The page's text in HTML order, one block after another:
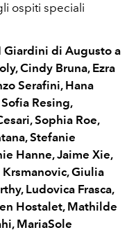
ospiti speciali
Giardini di Augusto a
Cindy Bruna, Ezra
Serafini, Hana
Resing,
Sophia Roe,
Stefanie
Hanne, Jaime Xie,
Giulia
Ludovica Frasca,
Hostalet, Mathilde
MariaSole